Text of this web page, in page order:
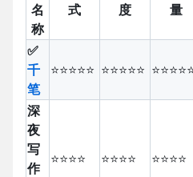
名
称
式
度
量
✅
千
笔
⭐⭐⭐⭐⭐ ⭐⭐⭐⭐⭐
深
夜
写
作
⭐⭐⭐⭐ ⭐⭐⭐⭐ ⭐⭐⭐⭐